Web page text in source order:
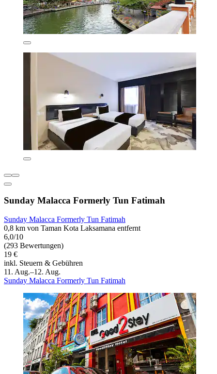
Sunday Malacca Formerly Tun Fatimah
Sunday Malacca Formerly Tun Fatimah
0,8 km von Taman Kota Laksamana entfernt
6,0/10
(293 Bewertungen)
19 €
inkl. Steuern & Gebühren
11. Aug.–12. Aug.
Sunday Malacca Formerly Tun Fatimah